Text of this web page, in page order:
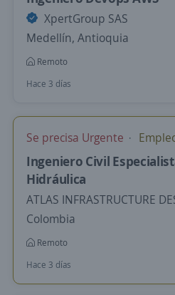
XpertGroup SAS
Medellín, Antioquia
Remoto
Hace 3 días
Se precisa Urgente
Ingeniero Civil
Hidráulica
ATLAS INFRASTRUCTURE
Colombia
Remoto
Hace 3 días